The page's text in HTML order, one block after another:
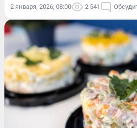
2 января, 2026, 08:00 2 541